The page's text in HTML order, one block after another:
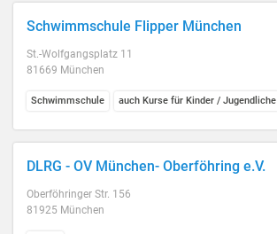
Schwimmschule Flipper München
St.-Wolfgangsplatz 11
81669 München
Schwimmschule auch Kurse für Kinder / Jugendliche
DLRG - OV München- Oberföhring e.V.
Oberföhringer Str. 156
81925 München